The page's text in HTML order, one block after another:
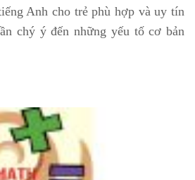
Anh cho trẻ phù hợp và uy tín
chý ý đến những yếu tố cơ bản